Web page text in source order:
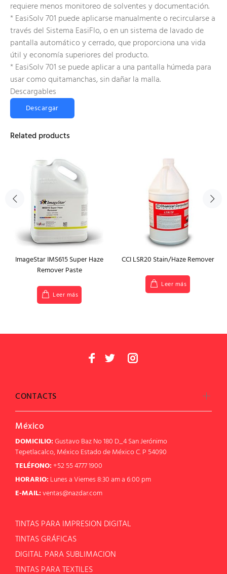
requiere menos monitoreo de solventes y documentación.
* EasiSolv 701 puede aplicarse manualmente o recircularse a
través del Sistema EasiFlo, o en un sistema de lavado de
pantalla automático y cerrado, que proporciona una vida
útil y economía superiores del producto.
* EasiSolv 701 se puede aplicar a una pantalla húmeda para
usar como quitamanchas, sin dañar la malla.
Descargables
Descargar
Related products
ImageStar IMS615 Super Haze
Remover Paste
Leer más
CCI LSR20 Stain/Haze Remover
Leer más
CONTACTS
México
DOMICILIO:Gustavo Baz No 180 D_4 San Jerónimo
Tepetlacalco, México Estado de México C. P 54090
TELÉFONO:+52 55 4777 1900
HORARIO: Lunes a Viernes 8:30 am a 6:00 pm
E-MAIL:ventas@nazdar.com
TINTAS PARA IMPRESION DIGITAL
TINTAS GRÁFICAS
DIGITAL PARA SUBLIMACION
TINTAS PARA TEXTILES